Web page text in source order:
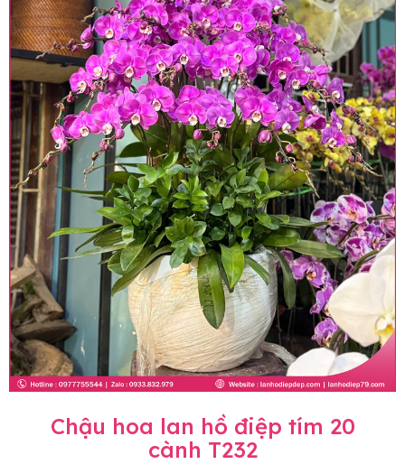
Chậu hoa lan hồ điệp tím 20
cành T232